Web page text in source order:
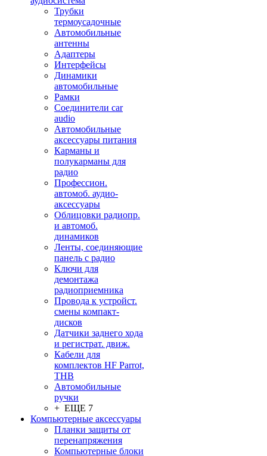
Трубки
термоусадочные
Автомобильные
антенны
Адаптеры
Интерфейсы
Динамики
автомобильные
Рамки
Соединители car
audio
Автомобильные
аксессуары питания
Карманы и
полукарманы для
радио
Профессион.
автомоб. аудио-
аксессуары
Облицовки радиопр.
и автомоб.
динамиков
Ленты, соединяющие
панель с радио
Ключи для
демонтажа
радиоприемника
Провода к устройст.
смены компакт-
дисков
Датчики заднего хода
и регистрат. движ.
Кабели для
комплектов HF Parrot,
THB
Автомобильные
ручки
+ ЕЩЕ 7
Компьютерные аксессуары
Планки защиты от
перенапряжения
Компьютерные блоки